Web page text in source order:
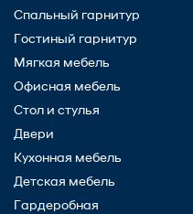
Спальный гарнитур
Гостиный гарнитур
Мягкая мебель
Офисная мебель
Стол и стулья
Двери
Кухонная мебель
Детская мебель
Гардеробная